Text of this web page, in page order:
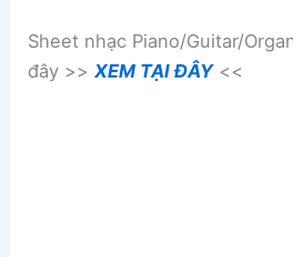
Sheet nhạc Piano/Guitar/
đây >>XEM TẠI ĐÂY<<